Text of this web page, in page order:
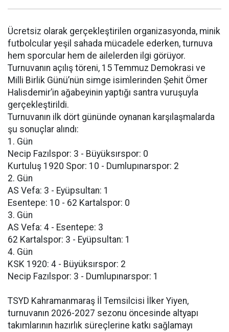
Ücretsiz olarak gerçekleştirilen organizasyonda, minik
futbolcular yeşil sahada mücadele ederken, turnuva
hem sporcular hem de ailelerden ilgi görüyor.
Turnuvanın açılış töreni, 15 Temmuz Demokrasi ve
Milli Birlik Günü’nün simge isimlerinden Şehit Ömer
Halisdemir’in ağabeyinin yaptığı santra vuruşuyla
gerçekleştirildi.
Turnuvanın ilk dört gününde oynanan karşılaşmalarda
şu sonuçlar alındı:
1. Gün
Necip Fazılspor: 3 - Büyüksırspor: 0
Kurtuluş 1920 Spor: 10 - Dumlupınarspor: 2
2. Gün
AS Vefa: 3 - Eyüpsultan: 1
Esentepe: 10 - 62 Kartalspor: 0
3. Gün
AS Vefa: 4 - Esentepe: 3
62 Kartalspor: 3 - Eyüpsultan: 1
4. Gün
KSK 1920: 4 - Büyüksırspor: 2
Necip Fazılspor: 3 - Dumlupınarspor: 1
TSYD Kahramanmaraş İl Temsilcisi İlker Yiyen,
turnuvanın 2026-2027 sezonu öncesinde altyapı
takımlarının hazırlık süreçlerine katkı sağlamayı